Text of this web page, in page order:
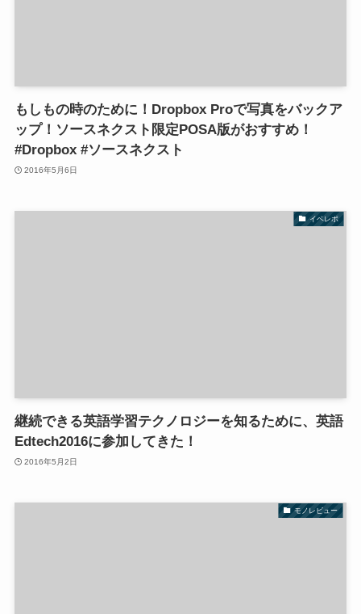
もしもの時のために！Dropbox Proで写真をバックア
ップ！ソースネクスト限定POSA版がおすすめ！
#Dropbox #ソースネクスト
2016年5月6日
イベレポ
継続できる英語学習テクノロジーを知るために、英語
Edtech2016に参加してきた！
2016年5月2日
モノレビュー